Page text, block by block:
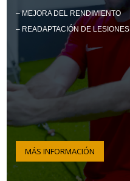
– MEJORA DEL RENDIMIENTO
– READAPTACIÓN DE LESIONES
MÁS INFORMACIÓN